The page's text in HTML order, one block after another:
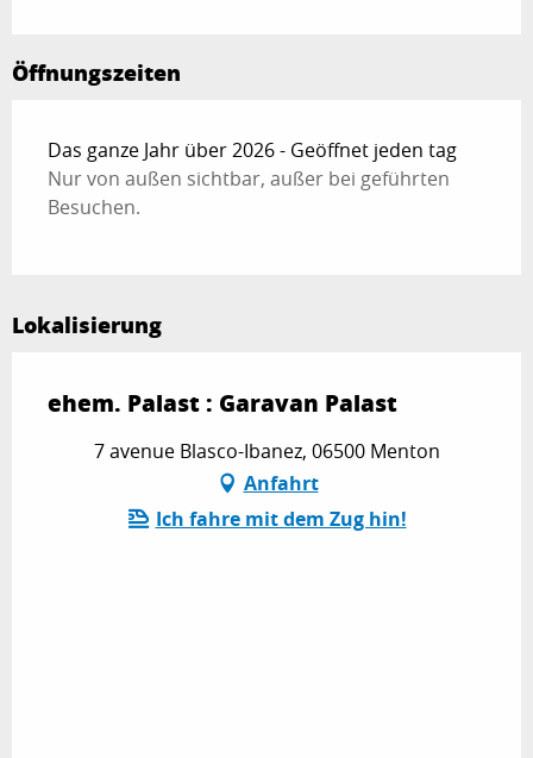
Öffnungszeiten
Das ganze Jahr über 2026 - Geöffnet jeden tag
Nur von außen sichtbar, außer bei geführten
Besuchen.
Lokalisierung
ehem. Palast : Garavan Palast
7 avenue Blasco-Ibanez, 06500 Menton
Anfahrt
Ich fahre mit dem Zug hin!